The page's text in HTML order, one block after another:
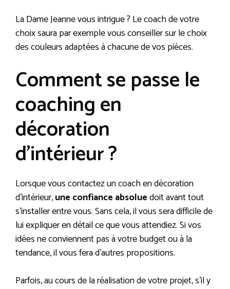
La Dame Jeanne vous intrigue ? Le coach de votre
choix saura par exemple vous conseiller sur le choix
des couleurs adaptées à chacune de vos pièces.
Comment se passe le
coaching en
décoration
d’intérieur ?
Lorsque vous contactez un coach en décoration
d’intérieur,une confiance absoluedoit avant tout
s’installer entre vous. Sans cela, il vous sera difficile de
lui expliquer en détail ce que vous attendiez. Si vos
idées ne conviennent pas à votre budget ou à la
tendance, il vous fera d’autres propositions.
Parfois, au cours de la réalisation de votre projet, s’il y